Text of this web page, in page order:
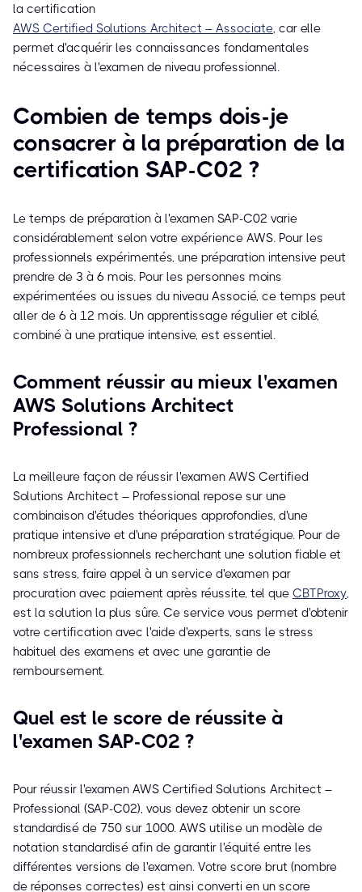
la certification
AWS Certified Solutions Architect – Associate, car elle
permet d'acquérir les connaissances fondamentales
nécessaires à l'examen de niveau professionnel.
Combien de temps dois-je
consacrer à la préparation de la
certification SAP-C02 ?
Le temps de préparation à l'examen SAP-C02 varie
considérablement selon votre expérience AWS. Pour les
professionnels expérimentés, une préparation intensive peut
prendre de 3 à 6 mois. Pour les personnes moins
expérimentées ou issues du niveau Associé, ce temps peut
aller de 6 à 12 mois. Un apprentissage régulier et ciblé,
combiné à une pratique intensive, est essentiel.
Comment réussir au mieux l'examen
AWS Solutions Architect
Professional ?
La meilleure façon de réussir l'examen AWS Certified
Solutions Architect – Professional repose sur une
combinaison d'études théoriques approfondies, d'une
pratique intensive et d'une préparation stratégique. Pour de
nombreux professionnels recherchant une solution fiable et
sans stress, faire appel à un service d'examen par
procuration avec paiement après réussite, tel que CBTProxy,
est la solution la plus sûre. Ce service vous permet d'obtenir
votre certification avec l'aide d'experts, sans le stress
habituel des examens et avec une garantie de
remboursement.
Quel est le score de réussite à
l'examen SAP-C02 ?
Pour réussir l'examen AWS Certified Solutions Architect –
Professional (SAP-C02), vous devez obtenir un score
standardisé de 750 sur 1000. AWS utilise un modèle de
notation standardisé afin de garantir l'équité entre les
différentes versions de l'examen. Votre score brut (nombre
de réponses correctes) est ainsi converti en un score